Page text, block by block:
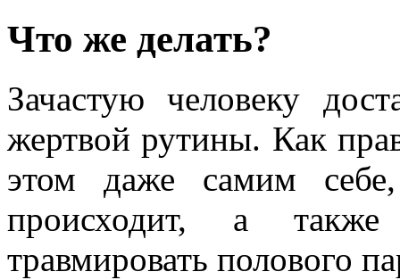
Что же делать?
Зачастую человеку
жертвой рутины. Как
этом даже самим
происходит, а
травмировать полового